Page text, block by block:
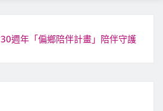
週年「偏鄉陪伴計畫」陪伴守護